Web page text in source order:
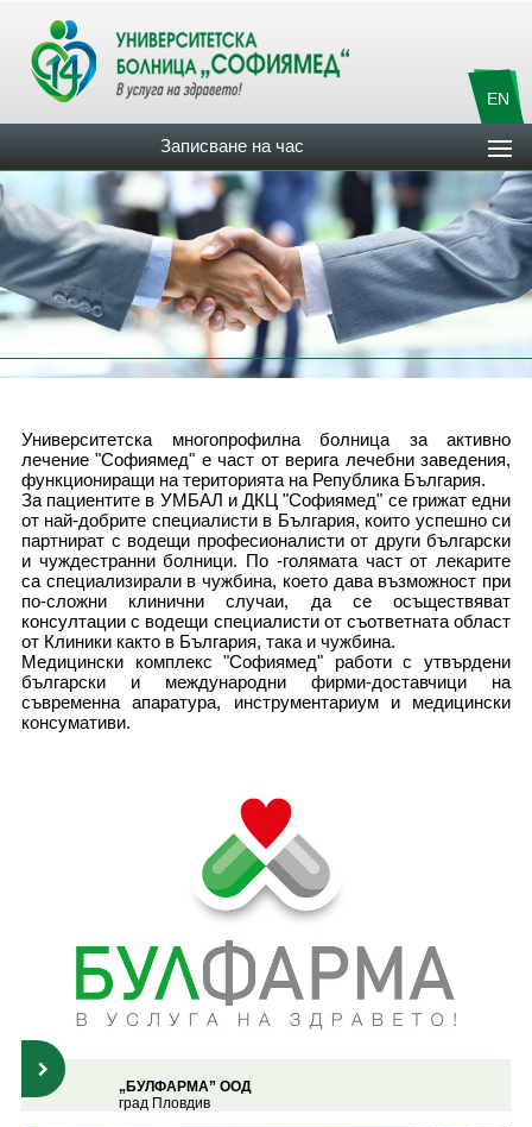
EN
Записване на час
Университетска многопрофилна болница за активно
лечение "Софиямед" е част от верига лечебни заведения,
функциониращи на територията на Република България.
За пациентите в УМБАЛ и ДКЦ "Софиямед" се грижат едни
от най-добрите специалисти в България, които успешно си
партнират с водещи професионалисти от други български
и чуждестранни болници. По -голямата част от лекарите
са специализирали в чужбина, което дава възможност при
по-сложни клинични случаи, да се осъществяват
консултации с водещи специалисти от съответната област
от Клиники както в България, така и чужбина.
Медицински комплекс "Софиямед" работи с утвърдени
български и международни фирми-доставчици на
съвременна апаратура, инструментариум и медицински
консумативи.
„БУЛФАРМА” ООД
град Пловдив